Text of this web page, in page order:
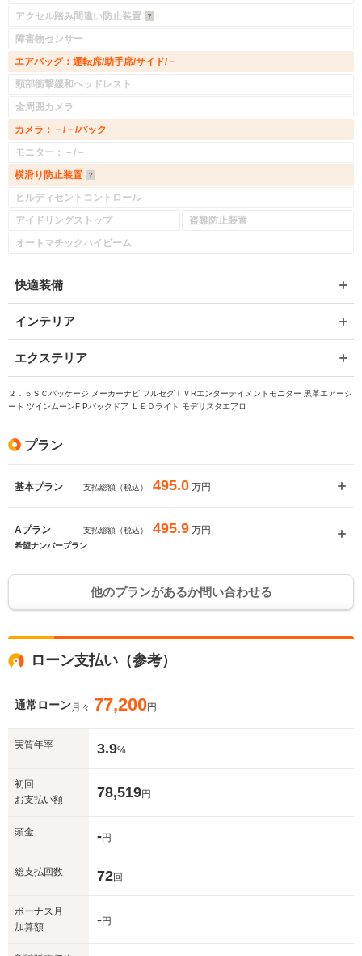
アクセル踏み間違い防止装置
障害物センサー
エアバッグ：運転席/助手席/サイド/－
頸部衝撃緩和ヘッドレスト
全周囲カメラ
カメラ：－/－/バック
モニター：－/－
横滑り防止装置
ヒルディセントコントロール
アイドリングストップ
盗難防止装置
オートマチックハイビーム
快適装備
インテリア
エクステリア
２．５ＳＣパッケージ メーカーナビ フルセグＴＶRエンターテイメントモニター 黒革エアーシ
ート ツインムーンF Pバックドア ＬＥＤライト モデリスタエアロ
プラン
基本プラン 支払総額（税込） 495.0 万円
Aプラン 支払総額（税込） 495.9 万円
希望ナンバープラン
他のプランがあるか問い合わせる
ローン支払い（参考）
通常ローン月々 77,200円
実質年率 3.9%
初回
お支払い額
78,519円
頭金 -円
総支払回数 72回
ボーナス月
加算額
-円